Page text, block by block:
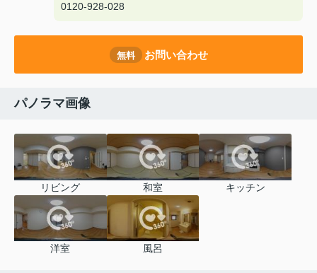
0120-928-028
無料 お問い合わせ
パノラマ画像
リビング 和室 キッチン
洋室 風呂